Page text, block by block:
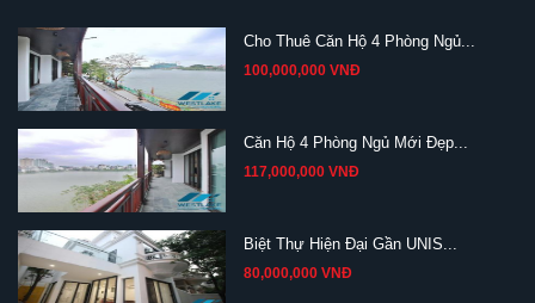
Cho Thuê Căn Hộ 4 Phòng Ngủ...
100,000,000 VNĐ
Căn Hộ 4 Phòng Ngủ Mới Đẹp...
117,000,000 VNĐ
Biệt Thự Hiện Đại Gần UNIS...
80,000,000 VNĐ